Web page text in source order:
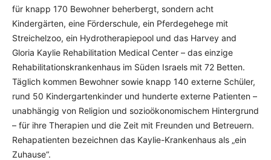
für knapp 170 Bewohner beherbergt, sondern acht
Kindergärten, eine Förderschule, ein Pferdegehege mit
Streichelzoo, ein Hydrotherapiepool und das Harvey and
Gloria Kaylie Rehabilitation Medical Center – das einzige
Rehabilitationskrankenhaus im Süden Israels mit 72 Betten.
Täglich kommen Bewohner sowie knapp 140 externe Schüler,
rund 50 Kindergartenkinder und hunderte externe Patienten –
unabhängig von Religion und sozioökonomischem Hintergrund
– für ihre Therapien und die Zeit mit Freunden und Betreuern.
Rehapatienten bezeichnen das Kaylie-Krankenhaus als „ein
Zuhause“.